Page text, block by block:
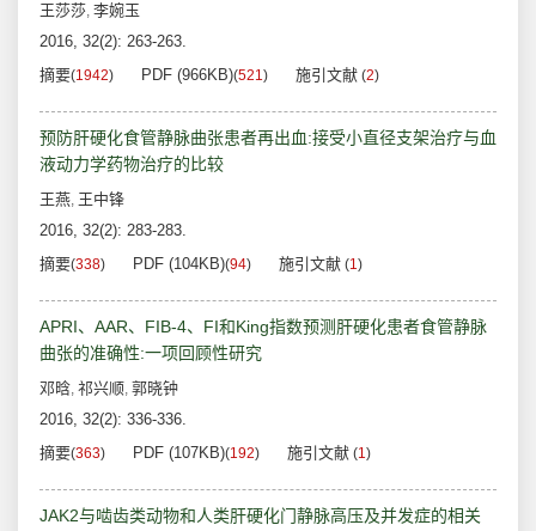
王莎莎, 李婉玉
2016, 32(2): 263-263.
摘要(1942) PDF (966KB)(521) 施引文献 (2)
预防肝硬化食管静脉曲张患者再出血:接受小直径支架治疗与血
液动力学药物治疗的比较
王燕, 王中锋
2016, 32(2): 283-283.
摘要(338) PDF (104KB)(94) 施引文献 (1)
APRI、AAR、FIB-4、FI和King指数预测肝硬化患者食管静脉
曲张的准确性:一项回顾性研究
邓晗, 祁兴顺, 郭晓钟
2016, 32(2): 336-336.
摘要(363) PDF (107KB)(192) 施引文献 (1)
JAK2与啮齿类动物和人类肝硬化门静脉高压及并发症的相关